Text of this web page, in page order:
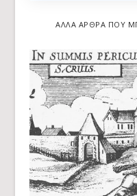
ΆΛΛΑ ΆΡΘΡΑ ΠΟΥ